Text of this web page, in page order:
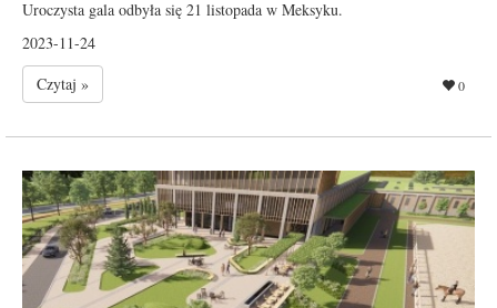
Uroczysta gala odbyła się 21 listopada w Meksyku.
2023-11-24
Czytaj »
0